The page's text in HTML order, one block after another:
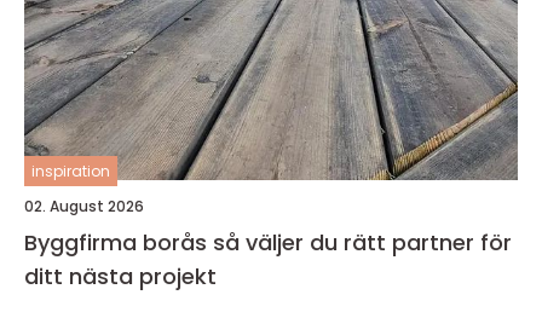
inspiration
02. August 2026
Byggfirma borås så väljer du rätt partner för
ditt nästa projekt